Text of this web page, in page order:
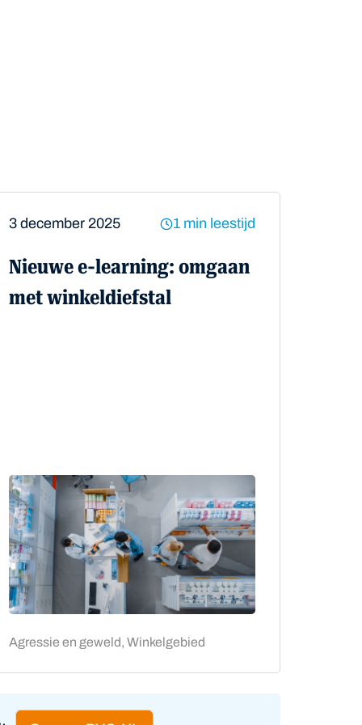
3 december 2025 1 min leestijd
Nieuwe e-learning: omgaan
met winkeldiefstal
Agressie en geweld, Winkelgebied